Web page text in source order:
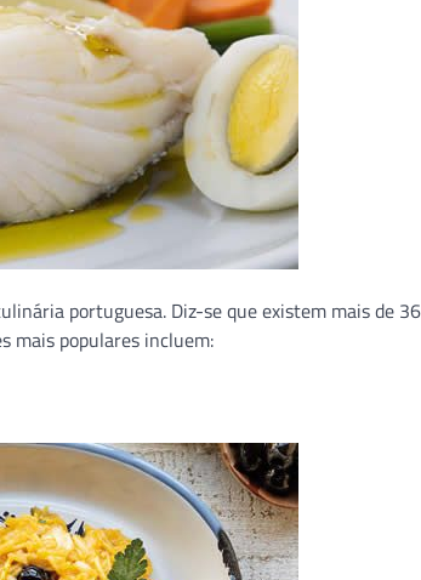
portuguesa. Diz-se que existem mais de
mais populares incluem: